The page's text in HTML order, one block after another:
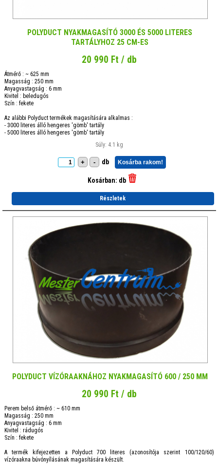
POLYDUCT NYAKMAGASÍTÓ 3000 ÉS 5000 LITERES
TARTÁLYHOZ 25 CM-ES
20 990 Ft / db
Átmérő : ~ 625 mm
Magasság : 250 mm
Anyagvastagság : 6 mm
Kivitel : beledugós
Szín : fekete
Az alábbi Polyduct termékek magasítására alkalmas :
- 3000 literes álló hengeres 'gömb' tartály
- 5000 literes álló hengeres 'gömb' tartály
Súly: 4.1 kg
+ - db Kosárba rakom!
Kosárban: db
Részletek
POLYDUCT VÍZÓRAAKNÁHOZ NYAKMAGASÍTÓ 600 / 250 MM
20 990 Ft / db
Perem belső átmérő : ~ 610 mm
Magasság : 250 mm
Anyagvastagság : 6 mm
Kivitel : rádugós
Szín : fekete
A termék kifejezetten a Polyduct 700 literes (azonosítója szerint 100/120/60)
vízóraakna búvónyílásának magasítására készült.